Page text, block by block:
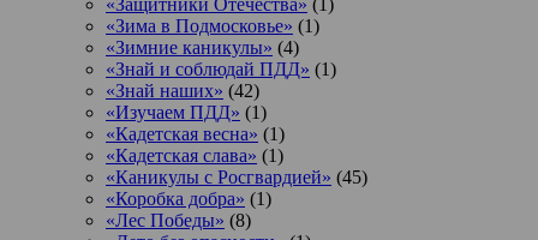
«Зима в Подмосковье» (1)
«Зимние каникулы» (4)
«Знай и соблюдай ПДД» (1)
«Знай наших» (42)
«Изучаем ПДД» (1)
«Кадетская весна» (1)
«Кадетская слава» (1)
«Каникулы с Росгвардией» (45)
«Коробка добра» (1)
«Лес Победы» (8)